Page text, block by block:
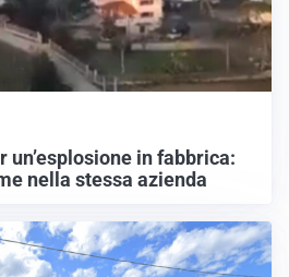
in fabbrica:
nella stessa azienda